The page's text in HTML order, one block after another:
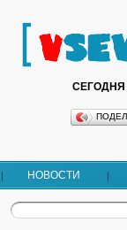
СЕГОДНЯ
НОВОСТИ